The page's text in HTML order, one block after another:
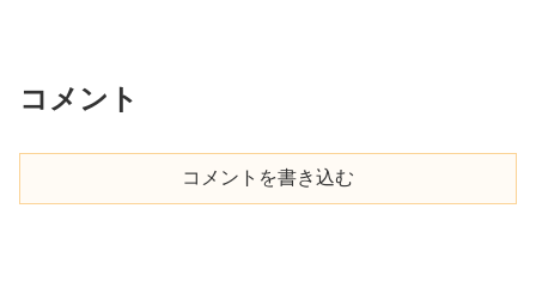
コメント
コメントを書き込む